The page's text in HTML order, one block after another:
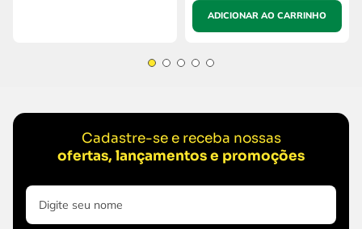
ADICIONAR AO CARRINHO
Cadastre-se e receba nossas
ofertas, lançamentos e promoções